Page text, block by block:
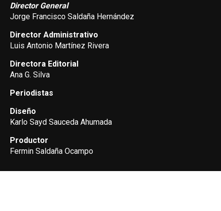
Director General
Jorge Francisco Saldaña Hernández
Director Administrativo
Luis Antonio Martínez Rivera
Directora Editorial
Ana G. Silva
Periodistas
Diseño
Karlo Sayd Sauceda Ahumada
Productor
Fermin Saldaña Ocampo